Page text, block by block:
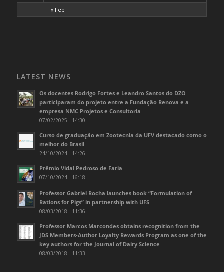
« Feb
LATEST NEWS
Os docentes Rodrigo Fortes e Leandro Santos do DZO
participaram do projeto entre a Fundação Renova e a
empresa NMC Projetos e Consultoria
07/02/2025 - 14:30
Curso de graduação em Zootecnia da UFV destacado como o
melhor do Brasil
24/10/2024 - 14:26
Prêmio Vidal Pedroso de Faria
07/10/2024 - 16:18
Professor Gabriel Rocha launches book “Formulation of
Rations for Pigs” in partnership with UFS
08/03/2018 - 11:36
Professor Marcos Marcondes obtains recognition from the
JDS Members-Author Loyalty Rewards Program as one of the
key authors for the Journal of Dairy Science
08/03/2018 - 11:33